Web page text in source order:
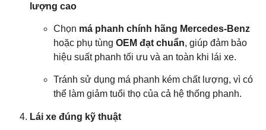
lượng cao
Chọn má phanh chính hãng Mercedes-Benz
hoặc phụ tùng OEM đạt chuẩn, giúp đảm bảo
hiệu suất phanh tối ưu và an toàn khi lái xe.
Tránh sử dụng má phanh kém chất lượng, vì có
thể làm giảm tuổi thọ của cả hệ thống phanh.
Lái xe đúng kỹ thuật